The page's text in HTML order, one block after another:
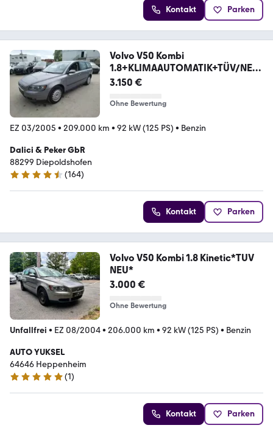
Kontakt Parken
Volvo V50 Kombi
1.8+KLIMAAUTOMATIK+TÜV/NEU
+AHK
3.150 €
Ohne Bewertung
EZ 03/2005 • 209.000 km • 92 kW (125 PS) • Benzin
Dalici & Peker GbR
88299 Diepoldshofen
4.4 Sterne
(164)
Kontakt Parken
Volvo V50 Kombi 1.8 Kinetic*TUV
NEU*
3.000 €
Ohne Bewertung
Unfallfrei • EZ 08/2004• 206.000 km • 92 kW (125 PS) • Benzin
AUTO YUKSEL
64646 Heppenheim
5 Sterne
(1)
Kontakt Parken